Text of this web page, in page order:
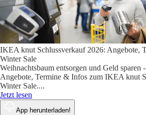
IKEA knut Schlussverkauf 2026: Angebote,
Winter Sale
Weihnachtsbaum entsorgen und Geld sparen
Angebote, Termine & Infos zum IKEA knut
Winter Sale....
Jetzt lesen
App herunterladen!